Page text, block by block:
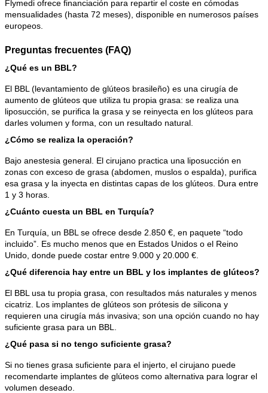
Flymedi ofrece financiación para repartir el coste en cómodas
mensualidades (hasta 72 meses), disponible en numerosos países
europeos.
Preguntas frecuentes (FAQ)
¿Qué es un BBL?
El BBL (levantamiento de glúteos brasileño) es una cirugía de
aumento de glúteos que utiliza tu propia grasa: se realiza una
liposucción, se purifica la grasa y se reinyecta en los glúteos para
darles volumen y forma, con un resultado natural.
¿Cómo se realiza la operación?
Bajo anestesia general. El cirujano practica una liposucción en
zonas con exceso de grasa (abdomen, muslos o espalda), purifica
esa grasa y la inyecta en distintas capas de los glúteos. Dura entre
1 y 3 horas.
¿Cuánto cuesta un BBL en Turquía?
En Turquía, un BBL se ofrece desde 2.850 €, en paquete “todo
incluido”. Es mucho menos que en Estados Unidos o el Reino
Unido, donde puede costar entre 9.000 y 20.000 €.
¿Qué diferencia hay entre un BBL y los implantes de glúteos?
El BBL usa tu propia grasa, con resultados más naturales y menos
cicatriz. Los implantes de glúteos son prótesis de silicona y
requieren una cirugía más invasiva; son una opción cuando no hay
suficiente grasa para un BBL.
¿Qué pasa si no tengo suficiente grasa?
Si no tienes grasa suficiente para el injerto, el cirujano puede
recomendarte implantes de glúteos como alternativa para lograr el
volumen deseado.